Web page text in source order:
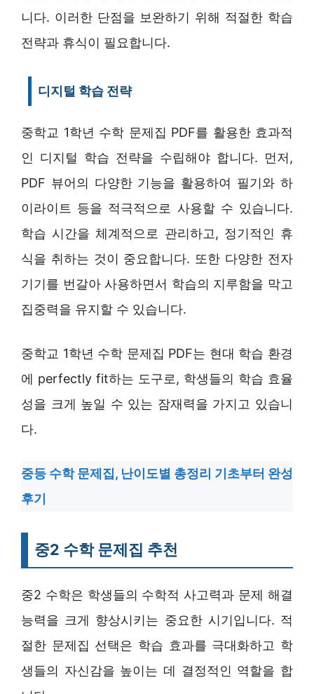
니다. 이러한 단점을 보완하기 위해 적절한 학습
전략과 휴식이 필요합니다.
디지털 학습 전략
중학교 1학년 수학 문제집 PDF를 활용한 효과적
인 디지털 학습 전략을 수립해야 합니다. 먼저,
PDF 뷰어의 다양한 기능을 활용하여 필기와 하
이라이트 등을 적극적으로 사용할 수 있습니다.
학습 시간을 체계적으로 관리하고, 정기적인 휴
식을 취하는 것이 중요합니다. 또한 다양한 전자
기기를 번갈아 사용하면서 학습의 지루함을 막고
집중력을 유지할 수 있습니다.
중학교 1학년 수학 문제집 PDF는 현대 학습 환경
에 perfectly fit하는 도구로, 학생들의 학습 효율
성을 크게 높일 수 있는 잠재력을 가지고 있습니
다.
중등 수학 문제집, 난이도별 총정리 기초부터 완성
후기
중2 수학 문제집 추천
중2 수학은 학생들의 수학적 사고력과 문제 해결
능력을 크게 향상시키는 중요한 시기입니다. 적
절한 문제집 선택은 학습 효과를 극대화하고 학
생들의 자신감을 높이는 데 결정적인 역할을 합